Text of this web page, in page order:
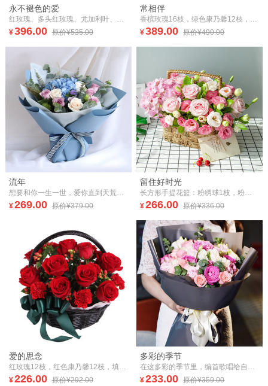
永不褪色的爱
¥396.00 原价¥535.00
常相伴
¥389.00 原价¥490.00
流年
想要和你一生一世，爱你直到天荒地老
¥269.00 原价¥379.00
留住好时光
长方形手提花篮：粉绣球1枝，粉雪山玫瑰6枝，粉桔梗0.3扎，栀子叶0.5扎
¥266.00 原价¥336.00
爱的思念
红玫瑰12枝，红色康乃馨12枝，填充红豆、绿叶适量（如当地红豆缺货，用相思梅等其他寓意相近配材替代。）
¥226.00 原价¥292.00
多彩的季节
¥233.00 原价¥359.00